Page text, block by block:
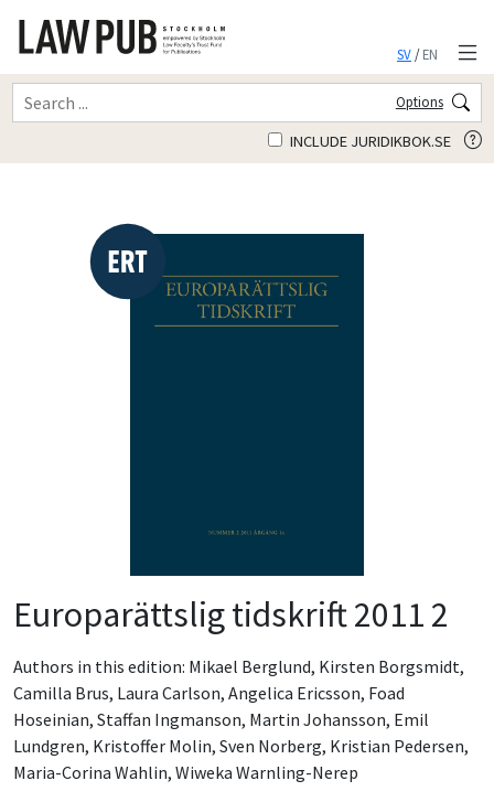
SV/EN
Options
INCLUDE JURIDIKBOK.SE
Europarättslig tidskrift 2011 2
Authors in this edition: Mikael Berglund, Kirsten Borgsmidt,
Camilla Brus, Laura Carlson, Angelica Ericsson, Foad
Hoseinian, Staffan Ingmanson, Martin Johansson, Emil
Lundgren, Kristoffer Molin, Sven Norberg, Kristian Pedersen,
Maria-Corina Wahlin, Wiweka Warnling-Nerep